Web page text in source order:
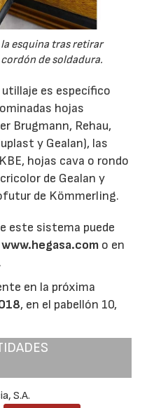
esquina tras retirar
de soldadura.
es específico
hojas
Brugmann, Rehau,
y Gealan), las
hojas cava o rondo
de Gealan y
de Kömmerling.
este sistema puede
www.hegasa.com o en
.
en la próxima
, en el pabellón 10,
S.A.